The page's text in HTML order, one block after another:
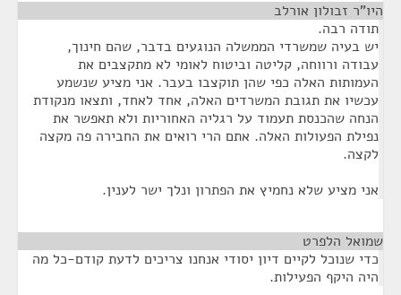
היו"ר זבולון אורלב
תודה רבה.
יש בעיה שמשרדי הממשלה הנוגעים בדבר, שהם חינוך,
עבודה ורווחה, קליטה וביטוח לאומי לא מתקצבים את
העמותות האלה כפי שהן תוקצבו בעבר. אני מציע שנשמע
עכשיו את תגובת המשרדים האלה, אחד לאחד, ותצאו מנקודת
הנחה שהכנסת תעמוד על רגליה האחוריות ולא תאפשר את
נפילת הפעולות האלה. אתם הרי רואים את החבירה פה מקצה
לקצה.
אני מציע שלא נחמיץ את הפתרון ונלך ישר לענין.
שמואל הלפרט
כדי שנוכל לקיים דיון יסודי אנחנו צריכים לדעת קודם-כל מה
היה היקף הפעילות.